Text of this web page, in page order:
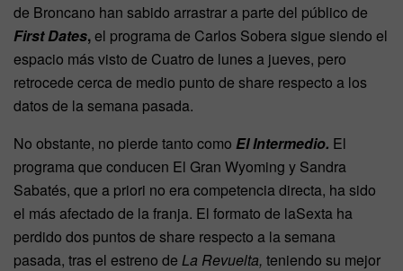
de Broncano han sabido arrastrar a parte del público de
First Dates,el programa de Carlos Sobera sigue siendo el
espacio más visto de Cuatro de lunes a jueves, pero
retrocede cerca de medio punto de share respecto a los
datos de la semana pasada.
No obstante, no pierde tanto como El Intermedio. El
programa que conducen El Gran Wyoming y Sandra
Sabatés, que a priori no era competencia directa, ha sido
el más afectado de la franja. El formato de laSexta ha
perdido dos puntos de share respecto a la semana
pasada, tras el estreno de La Revuelta, teniendo su mejor